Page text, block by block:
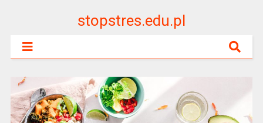
stopstres.edu.pl